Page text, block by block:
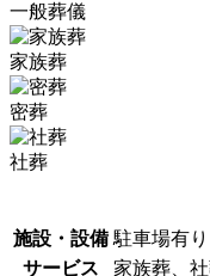
一般葬儀
家族葬
密葬
社葬
施設・設備 駐車場有り
サービス
家族葬、